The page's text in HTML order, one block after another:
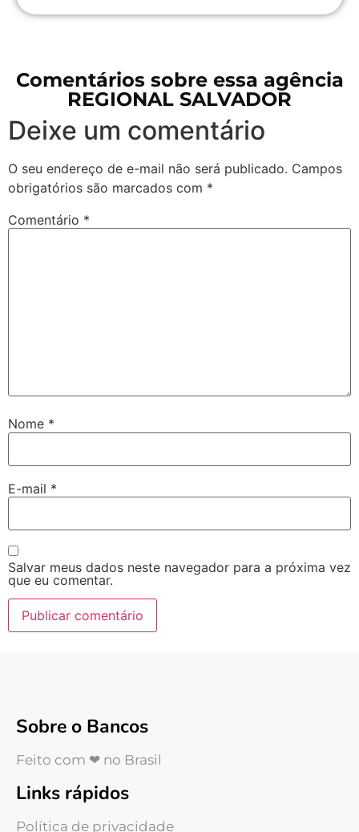
Comentários sobre essa agência
REGIONAL SALVADOR
Deixe um comentário
O seu endereço de e-mail não será publicado. Campos
obrigatórios são marcados com *
Comentário *
Nome *
E-mail *
Salvar meus dados neste navegador para a próxima vez
que eu comentar.
Sobre o Bancos
Feito com ❤ no Brasil
Links rápidos
Política de privacidade